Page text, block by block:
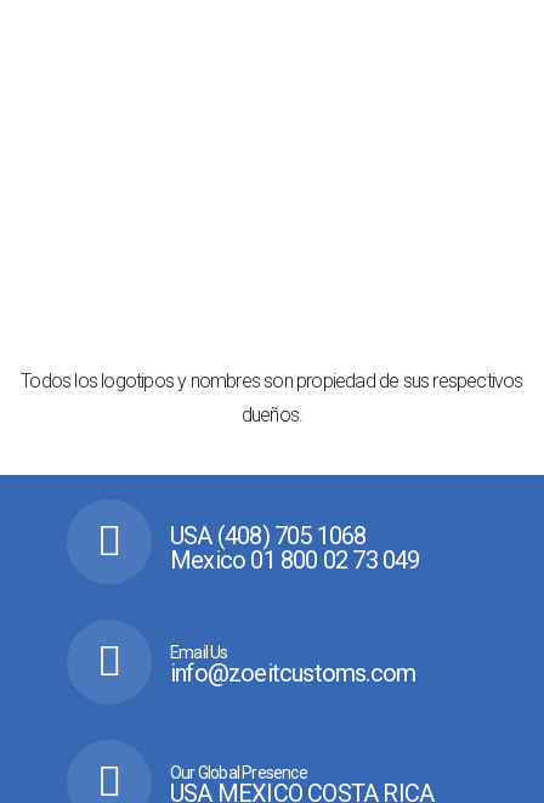
Todos los logotipos y nombres son propiedad de sus respectivos
dueños.
USA (408) 705 1068
Mexico 01 800 02 73 049
Email Us
info@zoeitcustoms.com
Our Global Presence
USA MEXICO COSTA RICA